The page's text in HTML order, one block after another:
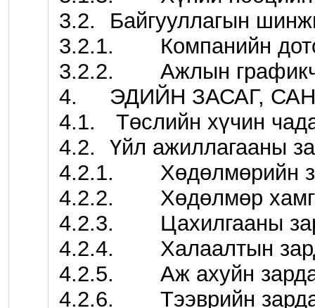
3.2.	Байгууллагын шинжилгээ болон төлөвлөлт
3.2.1.	Компанийн дотоод орчны шинжилгээ
3.2.2.	Ажлын графикчилсан төлөвлөгөө
4.	ЭДИЙН ЗАСАГ, САНХҮҮГИЙН ТООЦОО
4.1.	 Төслийн хүчин чадал
4.2.	Үйл ажиллагааны зардал
4.2.1.	Хөдөлмөрийн зардал
4.2.2.	Хөдөлмөр хамгааллын зардал
4.2.3.	Цахилгааны зардал
4.2.4.	Халаалтын зардал
4.2.5.	Аж ахуйн зардал
4.2.6.	Тээврийн зардал